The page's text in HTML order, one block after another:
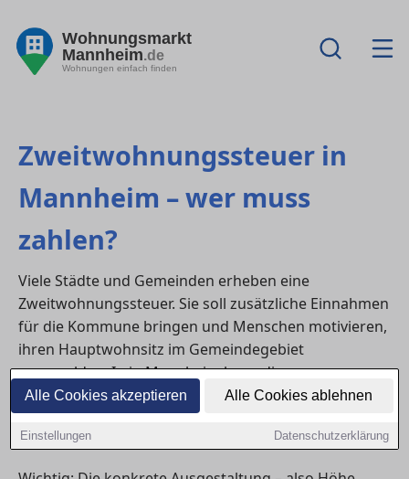
Alle Cookies akzeptieren Alle Cookies ablehnen
Einstellungen Datenschutzerklärung
Wohnungsmarkt
Mannheim.de
Wohnungen einfach finden
Zweitwohnungssteuer in
Mannheim – wer muss
zahlen?
Viele Städte und Gemeinden erheben eine
Zweitwohnungssteuer. Sie soll zusätzliche Einnahmen
für die Kommune bringen und Menschen motivieren,
ihren Hauptwohnsitz im Gemeindegebiet
anzumelden. In in Mannheim kann die
Zweitwohnungssteuer insbesondere Pendler:innen,
Studierende und Eigentümer:innen von
Ferienwohnungen betreffen.